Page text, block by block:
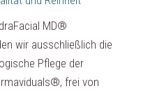
MD®
wir ausschließlich die
Pflege der
frei von